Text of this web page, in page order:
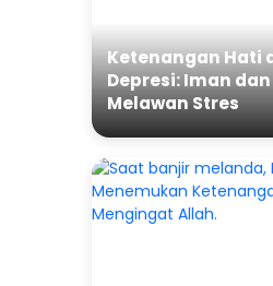
Ketenangan Hati
Depresi: Iman
Melawan Stres